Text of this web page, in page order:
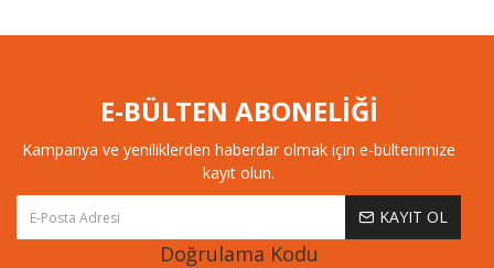
E-BÜLTEN ABONELİĞİ
Kampanya ve yeniliklerden haberdar olmak için e-bültenimize
kayıt olun.
KAYIT OL
Doğrulama Kodu